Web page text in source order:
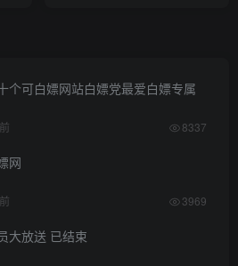
个可白嫖网站白嫖党最爱白嫖专属
8337
网
3969
本站会员大放送 已结束